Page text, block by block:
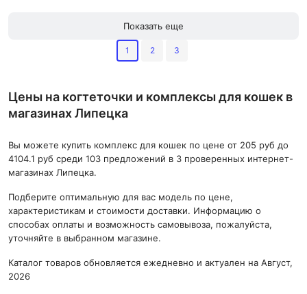
Показать еще
1 2 3
Цены на когтеточки и комплексы для кошек в
магазинах Липецка
Вы можете купить комплекс для кошек по цене от 205 руб до
4104.1 руб среди 103 предложений в 3 проверенных интернет-
магазинах Липецка.
Подберите оптимальную для вас модель по цене,
характеристикам и стоимости доставки. Информацию о
способах оплаты и возможность самовывоза, пожалуйста,
уточняйте в выбранном магазине.
Каталог товаров обновляется ежедневно и актуален на Август,
2026